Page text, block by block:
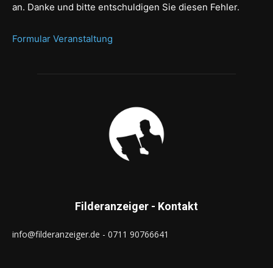
an. Danke und bitte entschuldigen Sie diesen Fehler.
Formular Veranstaltung
Filderanzeiger - Kontakt
info@filderanzeiger.de - 0711 90766641